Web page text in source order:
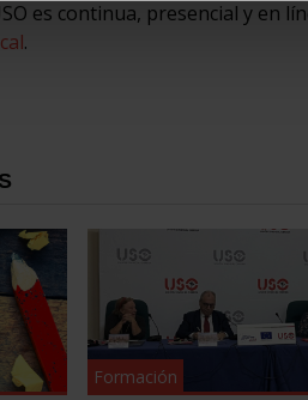
es continua, presencial y en
.
Formación